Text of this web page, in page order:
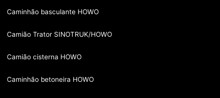
Caminhão basculante HOWO
Camião Trator SINOTRUK/HOWO
Camião cisterna HOWO
Caminhão betoneira HOWO